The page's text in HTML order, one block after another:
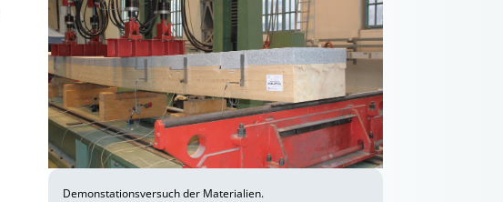
Demonstationsversuch der Materialien.